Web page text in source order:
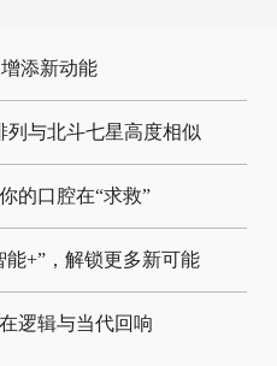
添新动能
列与北斗七星高度相似
的口腔在“求救”
能+”，解锁更多新可能
逻辑与当代回响